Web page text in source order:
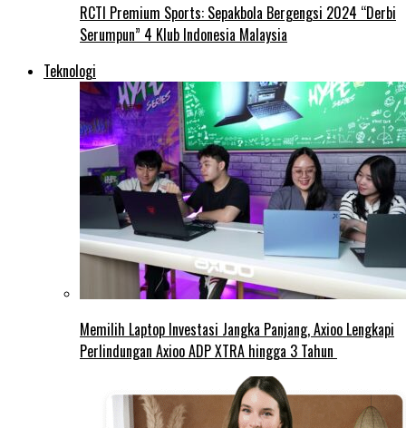
RCTI Premium Sports: Sepakbola Bergengsi 2024 “Derbi
Serumpun” 4 Klub Indonesia Malaysia
Teknologi
Memilih Laptop Investasi Jangka Panjang, Axioo Lengkapi
Perlindungan Axioo ADP XTRA hingga 3 Tahun